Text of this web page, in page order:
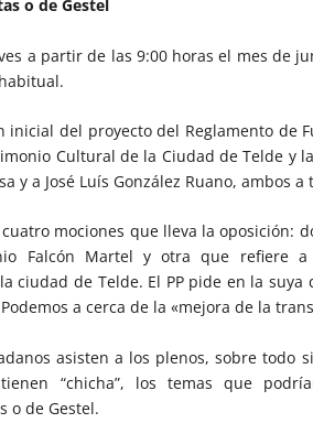
o de Gestel
a partir de las 9:00 horas el mes de
del proyecto del Reglamento de
Cultural de la Ciudad de Telde y
y a José Luís González Ruano, ambos
mociones que lleva la oposición:
Falcón Martel y otra que refiere a
ciudad de Telde. El PP pide en la suya
a cerca de la «mejora de la
asisten a los plenos, sobre todo
“chicha”, los temas que
o de Gestel.